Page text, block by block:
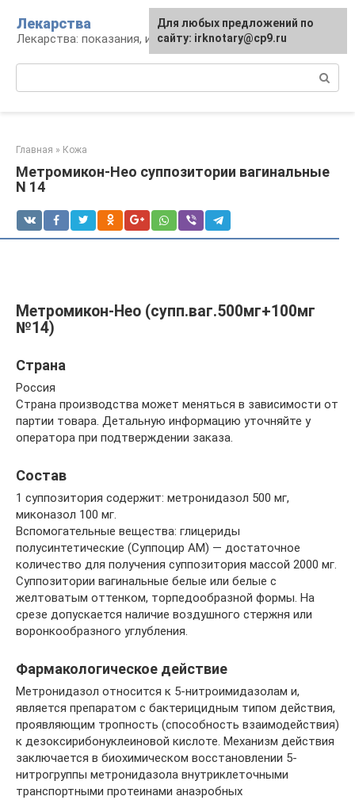
контенту
Лекарства
Лекарства: показания, инструкция, аналоги
Главная » Кожа
Метромикон-Нео суппозитории вагинальные
N 14
Метромикон-Нео (супп.ваг.500мг+100мг
№14)
Страна
Россия
Страна производства может меняться в зависимости от
партии товара. Детальную информацию уточняйте у
оператора при подтверждении заказа.
Состав
1 суппозитория содержит: метронидазол 500 мг,
миконазол 100 мг.
Вспомогательные вещества: глицериды
полусинтетические (Суппоцир АМ) — достаточное
количество для получения суппозитория массой 2000 мг.
Суппозитории вагинальные белые или белые с
желтоватым оттенком, торпедообразной формы. На
срезе допускается наличие воздушного стержня или
воронкообразного углубления.
Фармакологическое действие
Метронидазол относится к 5-нитроимидазолам и,
является препаратом с бактерицидным типом действия,
проявляющим тропность (способность взаимодействия)
к дезоксирибонуклеиновой кислоте. Механизм действия
заключается в биохимическом восстановлении 5-
нитрогруппы метронидазола внутриклеточными
транспортными протеинами анаэробных
Для любых предложений по
сайту: irknotary@cp9.ru